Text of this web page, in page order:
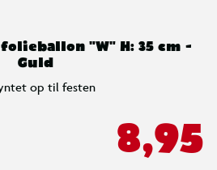
"W" H: 35 cm -
Guld
op til festen
8,95